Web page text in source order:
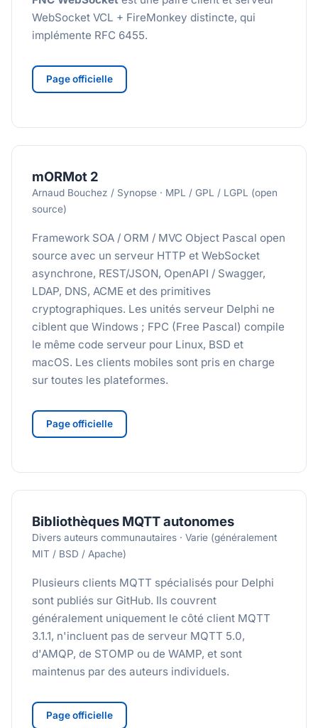
WebSocket VCL + FireMonkey distincte, qui
implémente RFC 6455.
Page officielle
mORMot 2
Arnaud Bouchez / Synopse · MPL / GPL / LGPL (open
source)
Framework SOA / ORM / MVC Object Pascal open
source avec un serveur HTTP et WebSocket
asynchrone, REST/JSON, OpenAPI / Swagger,
LDAP, DNS, ACME et des primitives
cryptographiques. Les unités serveur Delphi ne
ciblent que Windows ; FPC (Free Pascal) compile
le même code serveur pour Linux, BSD et
macOS. Les clients mobiles sont pris en charge
sur toutes les plateformes.
Page officielle
Bibliothèques MQTT autonomes
Divers auteurs communautaires · Varie (généralement
MIT / BSD / Apache)
Plusieurs clients MQTT spécialisés pour Delphi
sont publiés sur GitHub. Ils couvrent
généralement uniquement le côté client MQTT
3.1.1, n'incluent pas de serveur MQTT 5.0,
d'AMQP, de STOMP ou de WAMP, et sont
maintenus par des auteurs individuels.
Page officielle